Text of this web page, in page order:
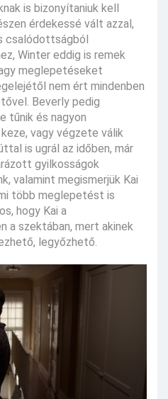
is bizonyítaniuk kell
érdekessé vált azzal,
csalódottságból
Winter eddig is remek
meglepetéseket
nem ért mindenben
Beverly pedig
tűnik és nagyon
vagy végzete válik
is ugrál az időben, már
gyilkosságok
valamint megismerjük Kai
több meglepetést is
hogy Kai a
a szektában, mert akinek
legyőzhető.